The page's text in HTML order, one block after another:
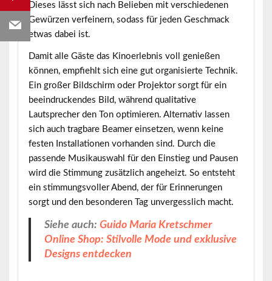
Dieses lässt sich nach Belieben mit verschiedenen
Gewürzen verfeinern, sodass für jeden Geschmack
etwas dabei ist.
Damit alle Gäste das Kinoerlebnis voll genießen
können, empfiehlt sich eine gut organisierte Technik.
Ein großer Bildschirm oder Projektor sorgt für ein
beeindruckendes Bild, während qualitative
Lautsprecher den Ton optimieren. Alternativ lassen
sich auch tragbare Beamer einsetzen, wenn keine
festen Installationen vorhanden sind. Durch die
passende Musikauswahl für den Einstieg und Pausen
wird die Stimmung zusätzlich angeheizt. So entsteht
ein stimmungsvoller Abend, der für Erinnerungen
sorgt und den besonderen Tag unvergesslich macht.
Siehe auch:Guido Maria Kretschmer
Online Shop: Stilvolle Mode und exklusive
Designs entdecken